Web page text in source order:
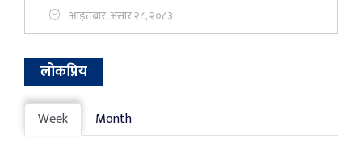
आइतबार, असार २८, २०८३
लोकप्रिय
Week Month